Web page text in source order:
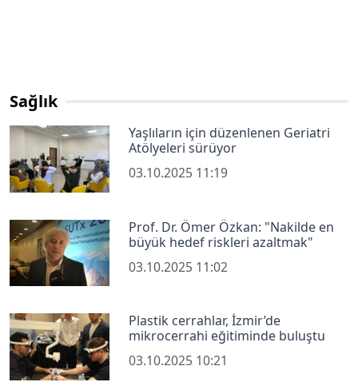
Sağlık
Yaşlıların için düzenlenen Geriatri
Atölyeleri sürüyor
03.10.2025 11:19
Prof. Dr. Ömer Özkan: "Nakilde en
büyük hedef riskleri azaltmak"
03.10.2025 11:02
Plastik cerrahlar, İzmir’de
mikrocerrahi eğitiminde buluştu
03.10.2025 10:21